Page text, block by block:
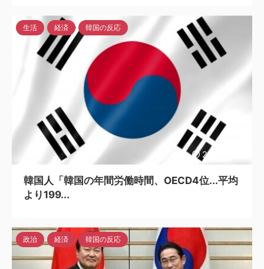
2023/4/24
生活 経済 韓国の反応
韓国人「韓国の年間労働時間、OECD4位...平均
より199...
政治 経済 韓国の反応